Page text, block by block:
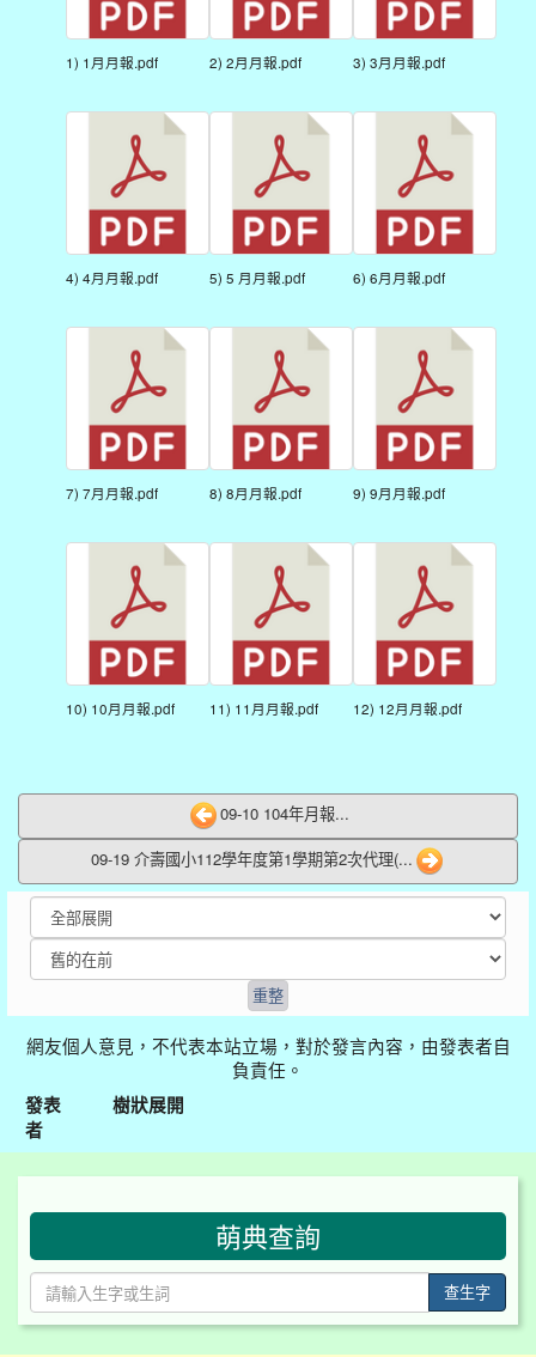
1) 1月月報.pdf 2) 2月月報.pdf 3) 3月月報.pdf
4) 4月月報.pdf 5) 5 月月報.pdf 6) 6月月報.pdf
7) 7月月報.pdf 8) 8月月報.pdf 9) 9月月報.pdf
10) 10月月報.pdf 11) 11月月報.pdf 12) 12月月報.pdf
09-10 104年月報...
09-19 介壽國小112學年度第1學期第2次代理(...
網友個人意見，不代表本站立場，對於發言內容，由發表者自
負責任。
發表
者
樹狀展開
萌典查詢
查生字